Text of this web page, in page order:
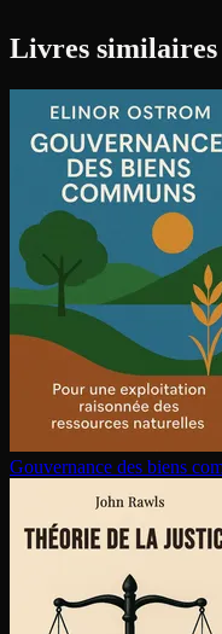
Livres similaires
Gouvernance des biens